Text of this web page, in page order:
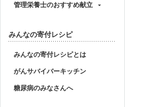
管理栄養士のおすすめ献立
みんなの寄付レシピ
みんなの寄付レシピとは
がんサバイバーキッチン
糖尿病のみなさんへ